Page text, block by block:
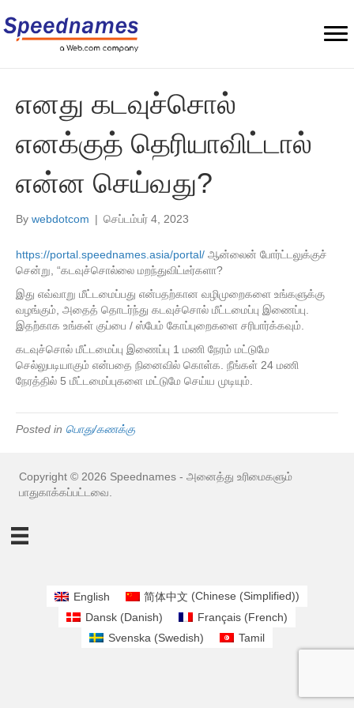
எனது கடவுச்சொல்
எனக்குத் தெரியாவிட்டால்
என்ன செய்வது?
By webdotcom | செப்டம்பர் 4, 2023
https://portal.speednames.asia/portal/ ஆன்லைன் போர்ட்டலுக்குச்
சென்று, “கடவுச்சொல்லை மறந்துவிட்டீர்களா?
இது எவ்வாறு மீட்டமைப்பது என்பதற்கான வழிமுறைகளை உங்களுக்கு
வழங்கும், அதைத் தொடர்ந்து கடவுச்சொல் மீட்டமைப்பு இணைப்பு.
இதற்காக உங்கள் குப்பை / ஸ்பேம் கோப்புறைகளை சரிபார்க்கவும்.
கடவுச்சொல் மீட்டமைப்பு இணைப்பு 1 மணி நேரம் மட்டுமே
செல்லுபடியாகும் என்பதை நினைவில் கொள்க. நீங்கள் 24 மணி
நேரத்தில் 5 மீட்டமைப்புகளை மட்டுமே செய்ய முடியும்.
Posted in பொது/கணக்கு
Copyright © 2026 Speednames - அனைத்து உரிமைகளும்
பாதுகாக்கப்பட்டவை.
English 简体中文 (Chinese (Simplified))
Dansk (Danish) Français(French)
Svenska (Swedish) Tamil